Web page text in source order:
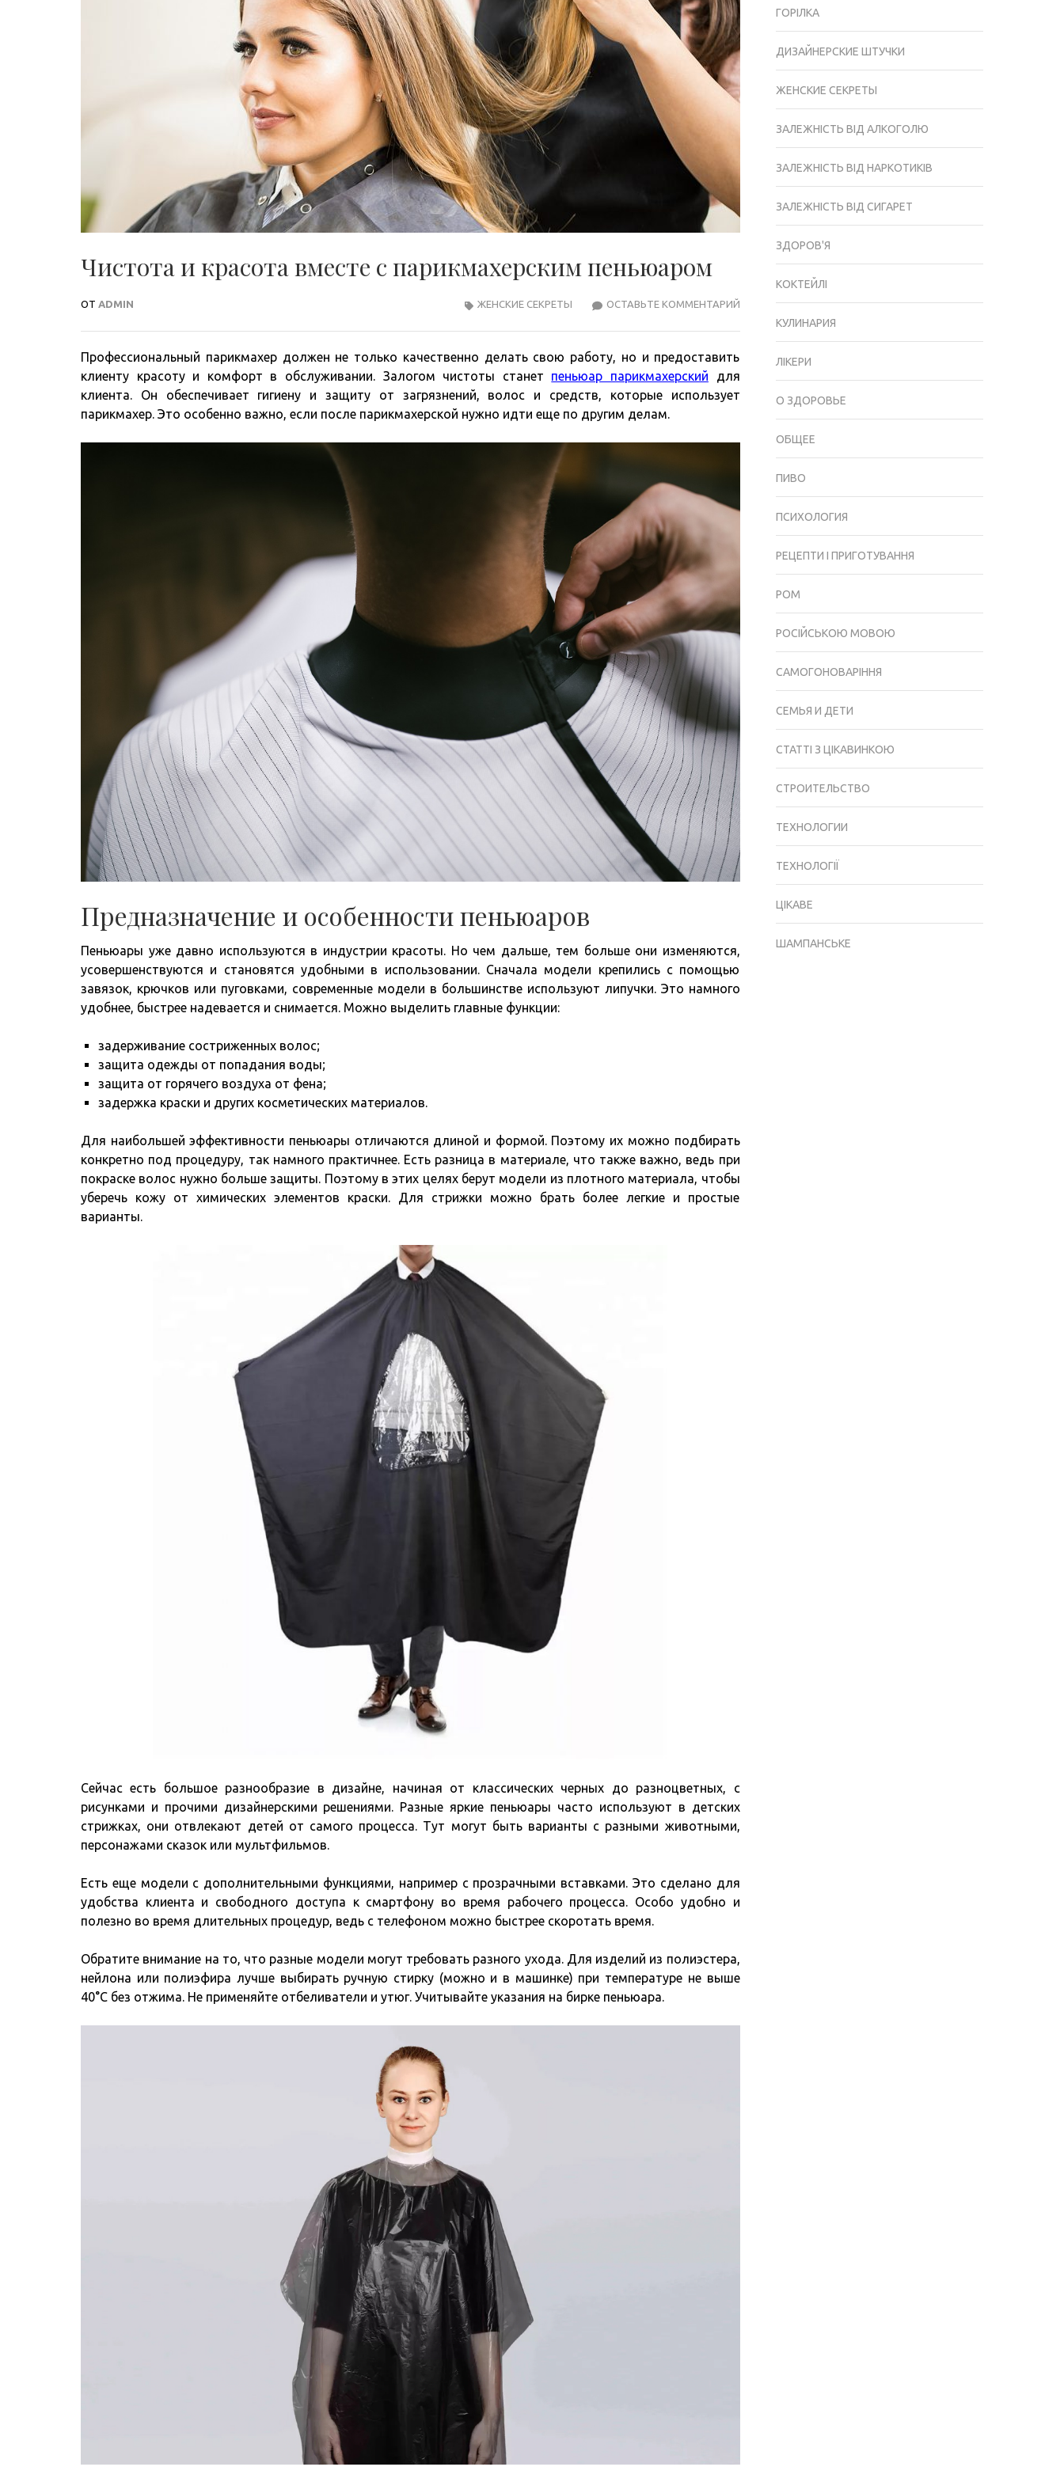
Чистота и красота вместе с парикмахерским пеньюаром
ОТ ADMIN ОСТАВЬТЕ КОММЕНТАРИЙ ЧИСТОТА
КРАСОТА
ВМЕСТЕ
ПАРИКМАХЕРСКИМ
ПЕНЬЮАРОМ
ЖЕНСКИЕ СЕКРЕТЫ
Профессиональный парикмахер должен не только качественно делать свою работу, но и предоставить
клиенту красоту и комфорт в обслуживании. Залогом чистоты станет пеньюар парикмахерский для
клиента. Он обеспечивает гигиену и защиту от загрязнений, волос и средств, которые использует
парикмахер. Это особенно важно, если после парикмахерской нужно идти еще по другим делам.
Предназначение и особенности пеньюаров
Пеньюары уже давно используются в индустрии красоты. Но чем дальше, тем больше они изменяются,
усовершенствуются и становятся удобными в использовании. Сначала модели крепились с помощью
завязок, крючков или пуговками, современные модели в большинстве используют липучки. Это намного
удобнее, быстрее надевается и снимается. Можно выделить главные функции:
задерживание состриженных волос;
защита одежды от попадания воды;
защита от горячего воздуха от фена;
задержка краски и других косметических материалов.
Для наибольшей эффективности пеньюары отличаются длиной и формой. Поэтому их можно подбирать
конкретно под процедуру, так намного практичнее. Есть разница в материале, что также важно, ведь при
покраске волос нужно больше защиты. Поэтому в этих целях берут модели из плотного материала, чтобы
уберечь кожу от химических элементов краски. Для стрижки можно брать более легкие и простые
варианты.
Сейчас есть большое разнообразие в дизайне, начиная от классических черных до разноцветных, с
рисунками и прочими дизайнерскими решениями. Разные яркие пеньюары часто используют в детских
стрижках, они отвлекают детей от самого процесса. Тут могут быть варианты с разными животными,
персонажами сказок или мультфильмов.
Есть еще модели с дополнительными функциями, например с прозрачными вставками. Это сделано для
удобства клиента и свободного доступа к смартфону во время рабочего процесса. Особо удобно и
полезно во время длительных процедур, ведь с телефоном можно быстрее скоротать время.
Обратите внимание на то, что разные модели могут требовать разного ухода. Для изделий из полиэстера,
нейлона или полиэфира лучше выбирать ручную стирку (можно и в машинке) при температуре не выше
40°С без отжима. Не применяйте отбеливатели и утюг. Учитывайте указания на бирке пеньюара.
ГОРІЛКА
ДИЗАЙНЕРСКИЕ ШТУЧКИ
ЖЕНСКИЕ СЕКРЕТЫ
ЗАЛЕЖНІСТЬ ВІД АЛКОГОЛЮ
ЗАЛЕЖНІСТЬ ВІД НАРКОТИКІВ
ЗАЛЕЖНІСТЬ ВІД СИГАРЕТ
ЗДОРОВ'Я
КОКТЕЙЛІ
КУЛИНАРИЯ
ЛІКЕРИ
О ЗДОРОВЬЕ
ОБЩЕЕ
ПИВО
ПСИХОЛОГИЯ
РЕЦЕПТИ І ПРИГОТУВАННЯ
РОМ
РОСІЙСЬКОЮ МОВОЮ
САМОГОНОВАРІННЯ
СЕМЬЯ И ДЕТИ
СТАТТІ З ЦІКАВИНКОЮ
СТРОИТЕЛЬСТВО
ТЕХНОЛОГИИ
ТЕХНОЛОГІЇ
ЦІКАВЕ
ШАМПАНСЬКЕ